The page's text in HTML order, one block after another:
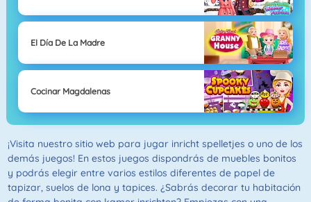
El Día De La Madre
Cocinar Magdalenas
¡Visita nuestro sitio web para jugar inricht spelletjes o uno de los
demás juegos! En estos juegos dispondrás de muebles bonitos
y podrás elegir entre varios estilos diferentes de papel de
tapizar, suelos de lona y tapices. ¿Sabrás decorar tu habitación